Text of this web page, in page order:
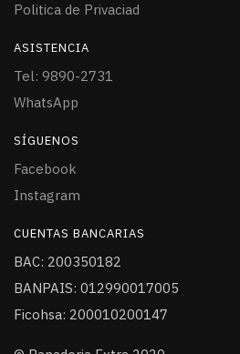
Politica de Privaciad
ASISTENCIA
Tel: 9890-2731
WhatsApp
SÍGUENOS
Facebook
Instagram
CUENTAS BANCARIAS
BAC: 200350182
BANPAIS: 012990017005
Ficohsa: 200010200147